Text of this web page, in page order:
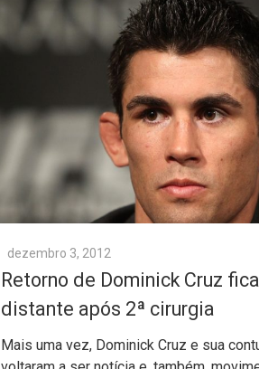
dezembro 3, 2012
Retorno de Dominick Cruz
distante após 2ª cirurgia
Mais uma vez, Dominick Cruz e sua